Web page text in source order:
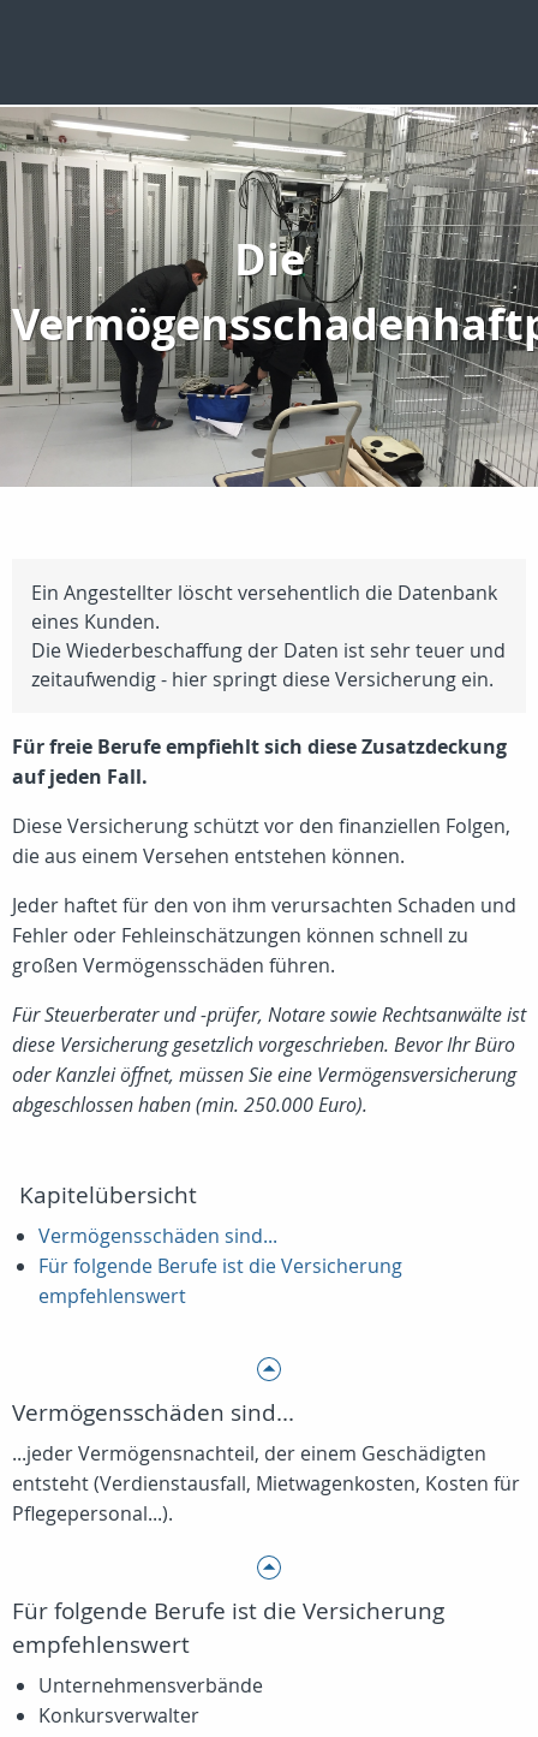
Die
Ein Angestellter löscht versehentlich die Datenbank
eines Kunden.
Die Wiederbeschaffung der Daten ist sehr teuer und
zeitaufwendig - hier springt diese Versicherung ein.
Für freie Berufe empfiehlt sich diese Zusatzdeckung
auf jeden Fall.
Diese Versicherung schützt vor den finanziellen Folgen,
die aus einem Versehen entstehen können.
Jeder haftet für den von ihm verursachten Schaden und
Fehler oder Fehleinschätzungen können schnell zu
großen Vermögensschäden führen.
Für Steuerberater und -prüfer, Notare sowie Rechtsanwälte ist
diese Versicherung gesetzlich vorgeschrieben. Bevor Ihr Büro
oder Kanzlei öffnet, müssen Sie eine Vermögensversicherung
abgeschlossen haben (min. 250.000 Euro).
Kapitelübersicht
Vermögensschäden sind...
Für folgende Berufe ist die Versicherung
empfehlenswert
Vermögensschäden sind...
...jeder Vermögensnachteil, der einem Geschädigten
entsteht (Verdienstausfall, Mietwagenkosten, Kosten für
Pflegepersonal...).
Für folgende Berufe ist die Versicherung
empfehlenswert
Unternehmensverbände
Konkursverwalter